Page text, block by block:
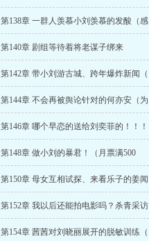
第138章 一群人羡慕小刘羡慕的发酸（感
第140章 剧组等待着将老谋子绑来
第142章 带小刘游古城、跨年爆炸新闻（
第144章 不会再被舆论针对的何亦安（为
第146章 哪个早恋的送给刘奕菲的！！！
第148章 做小刘的暴君！（月票满500
第150章 母女互相试探、来看乐子的姜闻
第152章 我以后还能拍电影吗？杀青采访
第154章 茜茜对刘晓丽展开的脱敏训练（